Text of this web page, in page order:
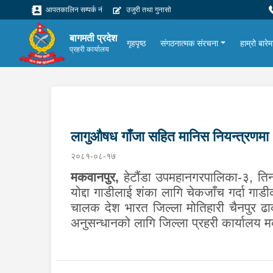
आपतकालिन सम्पर्क नं उजुरी तथा गुनासो
बागमती प्रदेश
प्रहरी कार्यालय
गृहपृष्ठ संगठनात्मक संरचना हाम्रो
लागुऔषध गाँजा सहित मानिस नियन्त्रणमा
२०८१-०८-१७
मकवानपुर, हेटौंडा उपमहानगरपालिका-३,
योद्दा गाडीलाई शंका लागि चेकजाँच गर्दा
चालक देश भारत जिल्ला मोतिहारी चैनपुर
अनुसन्धानको लागि जिल्ला प्रहरी कार्यालय